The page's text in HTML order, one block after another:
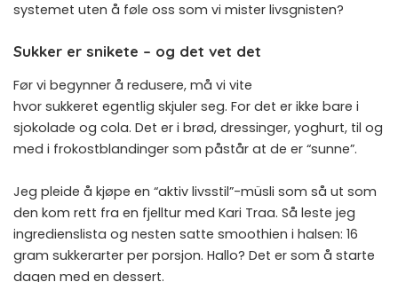
systemet uten å føle oss som vi mister livsgnisten?
Sukker er snikete – og det vet det
Før vi begynner å redusere, må vi vite
hvor sukkeret egentlig skjuler seg. For det er ikke bare i
sjokolade og cola. Det er i brød, dressinger, yoghurt, til og
med i frokostblandinger som påstår at de er “sunne”.
Jeg pleide å kjøpe en “aktiv livsstil”-müsli som så ut som
den kom rett fra en fjelltur med Kari Traa. Så leste jeg
ingredienslista og nesten satte smoothien i halsen: 16
gram sukkerarter per porsjon. Hallo? Det er som å starte
dagen med en dessert.